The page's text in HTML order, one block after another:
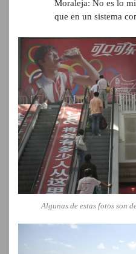
Moraleja: No es lo
que en un sistema
Algunas de estas fotos son